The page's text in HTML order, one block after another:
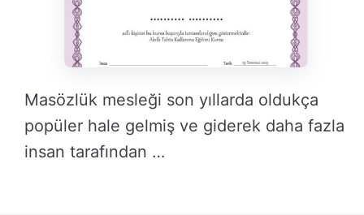
Masözlük mesleği son yıllarda oldukça
popüler hale gelmiş ve giderek daha fazla
insan tarafından …